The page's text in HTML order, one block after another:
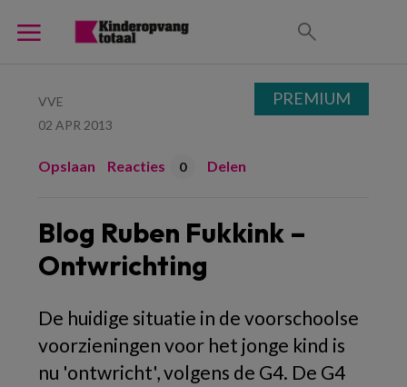
VVE
02 APR 2013
Opslaan Reacties 0 Delen
Blog Ruben Fukkink –
Ontwrichting
De huidige situatie in de voorschoolse
voorzieningen voor het jonge kind is
nu 'ontwricht', volgens de G4. De G4
PREMIUM